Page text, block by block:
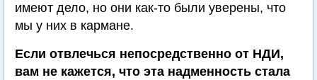
имеют дело, но они как-то были уверены, что
мы у них в кармане.
Если отвлечься непосредственно от НДИ,
вам не кажется, что эта надменность стала